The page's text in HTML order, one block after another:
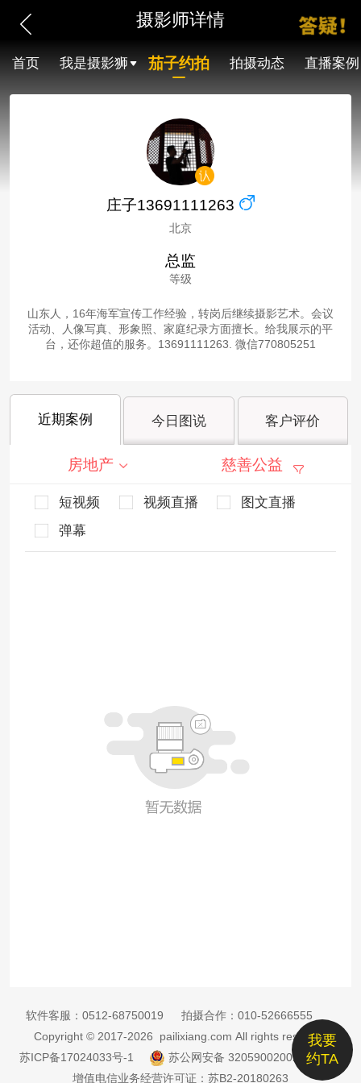
摄影师详情
首页 我是摄影狮 茄子约拍 拍摄动态 直播案例
庄子13691111263
北京
总监
等级
山东人，16年海军宣传工作经验，转岗后继续摄影艺术。会议
活动、人像写真、形象照、家庭纪录方面擅长。给我展示的平
台，还你超值的服务。13691111263. 微信770805251
近期案例 今日图说 客户评价
房地产 慈善公益
短视频 视频直播
图文直播
弹幕
我要
约TA
软件客服： 0512-68750019 拍摄合作： 010-52666555
Copyright © 2017-2026 pailixiang.com All rights reserved
苏ICP备17024033号-1
苏公网安备 32059002002885号
增值电信业务经营许可证：苏B2-20180263